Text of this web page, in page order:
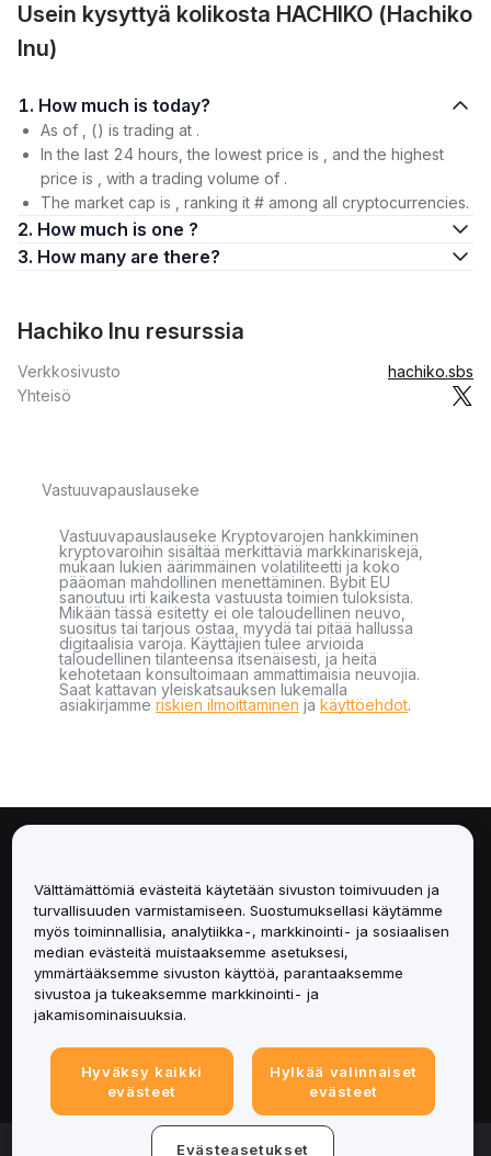
Usein kysyttyä kolikosta HACHIKO (Hachiko
Inu)
1. How much is today?
As of , () is trading at .
In the last 24 hours, the lowest price is , and the highest
price is , with a trading volume of .
The market cap is , ranking it # among all cryptocurrencies.
2. How much is one ?
3. How many are there?
Hachiko Inu resurssia
Verkkosivusto
hachiko.sbs
Yhteisö
Vastuuvapauslauseke
Vastuuvapauslauseke Kryptovarojen hankkiminen
kryptovaroihin sisältää merkittäviä markkinariskejä,
mukaan lukien äärimmäinen volatiliteetti ja koko
pääoman mahdollinen menettäminen. Bybit EU
sanoutuu irti kaikesta vastuusta toimien tuloksista.
Mikään tässä esitetty ei ole taloudellinen neuvo,
suositus tai tarjous ostaa, myydä tai pitää hallussa
digitaalisia varoja. Käyttäjien tulee arvioida
taloudellinen tilanteensa itsenäisesti, ja heitä
kehotetaan konsultoimaan ammattimaisia neuvojia.
Saat kattavan yleiskatsauksen lukemalla
asiakirjamme riskien ilmoittaminen ja käyttöehdot.
Palvelut
Tuki
Tuotteet
Lakiasiat
© 2025-2026 Bybit.eu. All rights reserved.
Välttämättömiä evästeitä käytetään sivuston toimivuuden ja
turvallisuuden varmistamiseen. Suostumuksellasi käytämme
myös toiminnallisia, analytiikka-, markkinointi- ja sosiaalisen
median evästeitä muistaaksemme asetuksesi,
ymmärtääksemme sivuston käyttöä, parantaaksemme
sivustoa ja tukeaksemme markkinointi- ja
jakamisominaisuuksia.
Hyväksy kaikki
evästeet
Hylkää valinnaiset
evästeet
Evästeasetukset